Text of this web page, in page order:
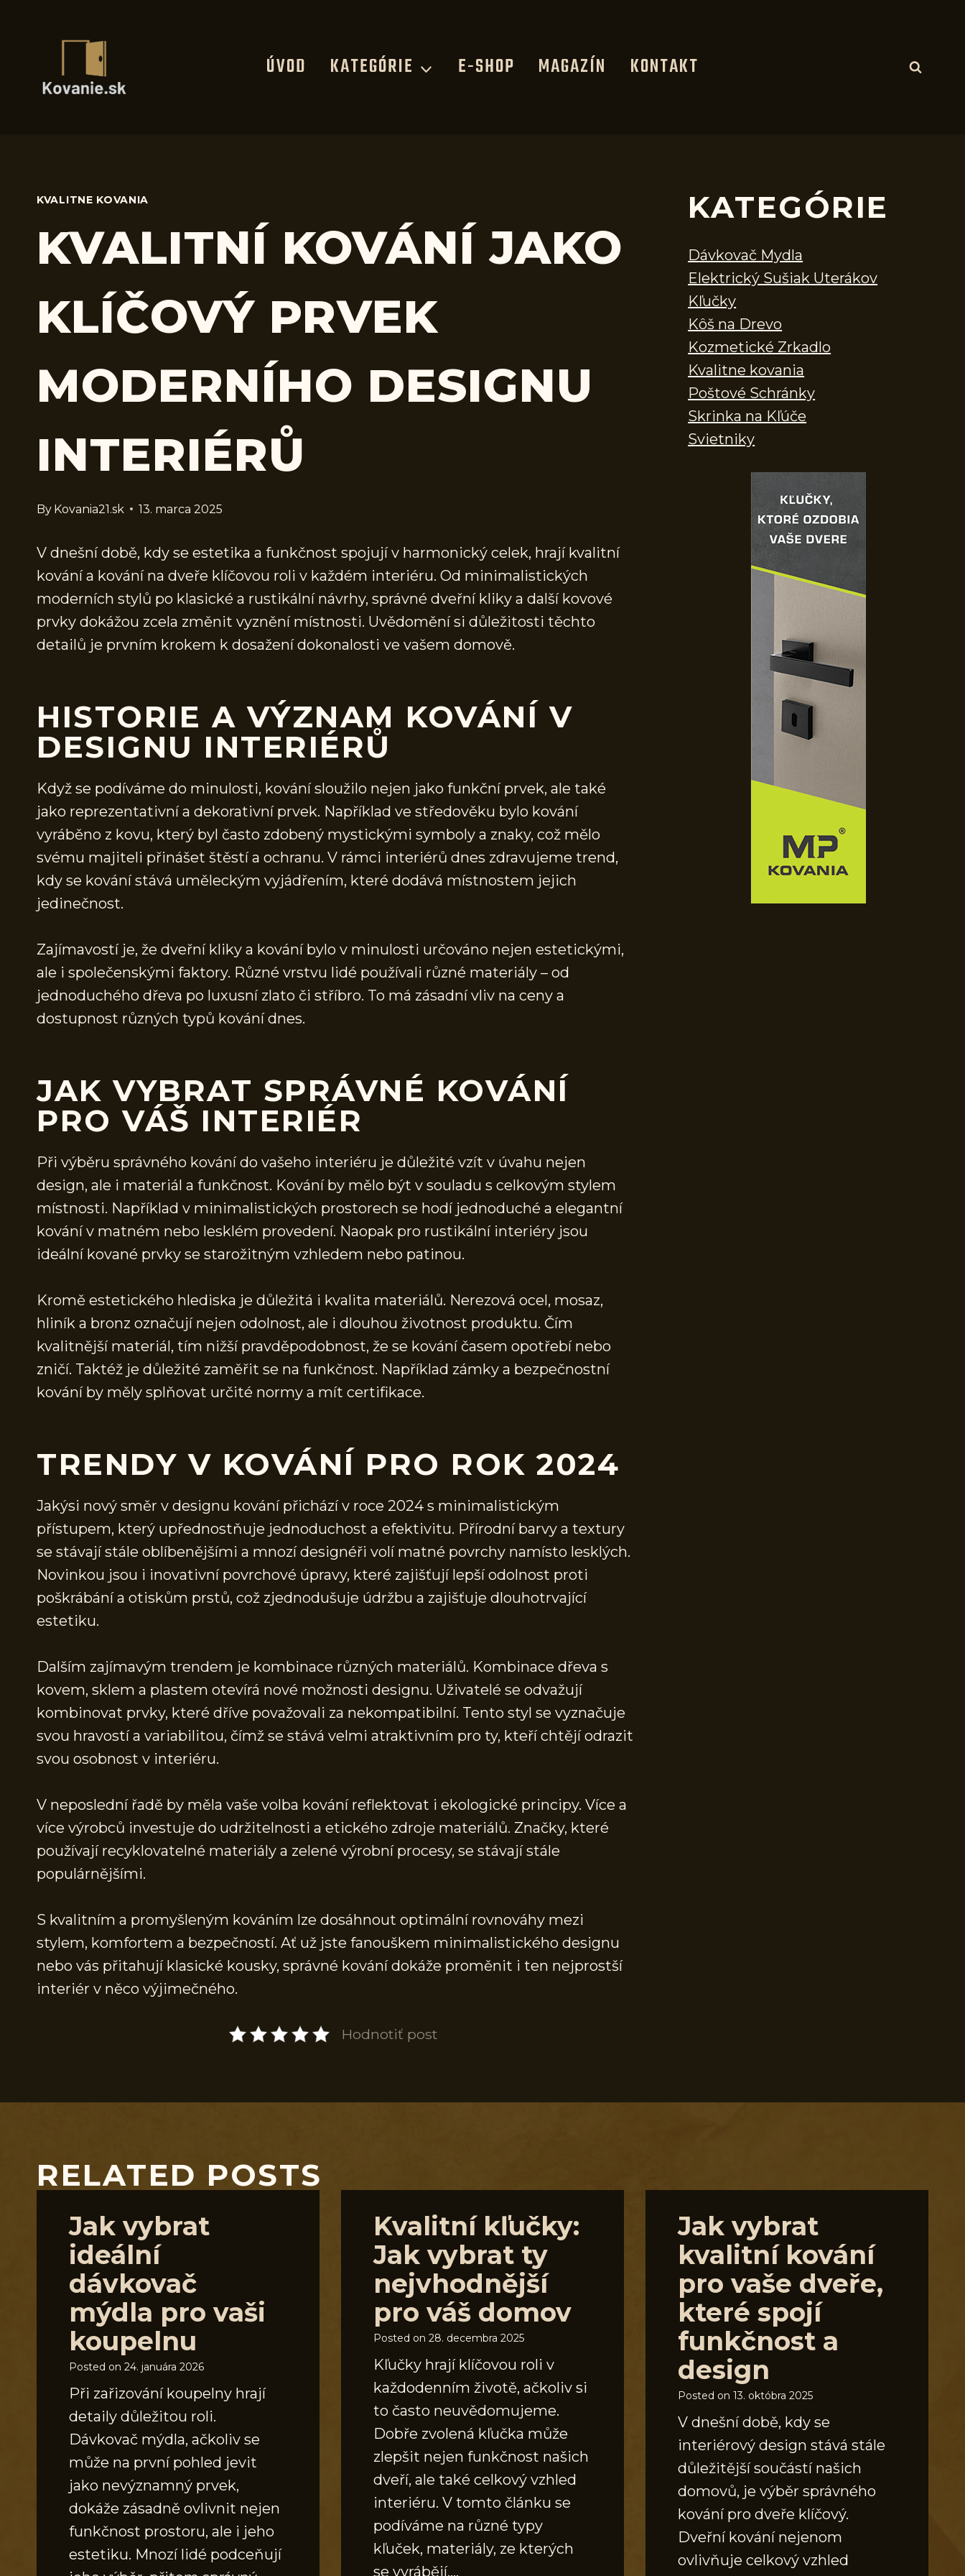
ÚVOD KATEGÓRIE E-SHOP MAGAZÍN KONTAKT
KVALITNE KOVANIA
KVALITNÍ KOVÁNÍ JAKO
KLÍČOVÝ PRVEK
MODERNÍHO DESIGNU
INTERIÉRŮ
By Kovania21.sk 13. marca 2025
V dnešní době, kdy se estetika a funkčnost spojují v harmonický celek, hrají kvalitní
kování a kování na dveře klíčovou roli v každém interiéru. Od minimalistických
moderních stylů po klasické a rustikální návrhy, správné dveřní kliky a další kovové
prvky dokážou zcela změnit vyznění místnosti. Uvědomění si důležitosti těchto
detailů je prvním krokem k dosažení dokonalosti ve vašem domově.
HISTORIE A VÝZNAM KOVÁNÍ V
DESIGNU INTERIÉRŮ
Když se podíváme do minulosti, kování sloužilo nejen jako funkční prvek, ale také
jako reprezentativní a dekorativní prvek. Například ve středověku bylo kování
vyráběno z kovu, který byl často zdobený mystickými symboly a znaky, což mělo
svému majiteli přinášet štěstí a ochranu. V rámci interiérů dnes zdravujeme trend,
kdy se kování stává uměleckým vyjádřením, které dodává místnostem jejich
jedinečnost.
Zajímavostí je, že dveřní kliky a kování bylo v minulosti určováno nejen estetickými,
ale i společenskými faktory. Různé vrstvu lidé používali různé materiály – od
jednoduchého dřeva po luxusní zlato či stříbro. To má zásadní vliv na ceny a
dostupnost různých typů kování dnes.
JAK VYBRAT SPRÁVNÉ KOVÁNÍ
PRO VÁŠ INTERIÉR
Při výběru správného kování do vašeho interiéru je důležité vzít v úvahu nejen
design, ale i materiál a funkčnost. Kování by mělo být v souladu s celkovým stylem
místnosti. Například v minimalistických prostorech se hodí jednoduché a elegantní
kování v matném nebo lesklém provedení. Naopak pro rustikální interiéry jsou
ideální kované prvky se starožitným vzhledem nebo patinou.
Kromě estetického hlediska je důležitá i kvalita materiálů. Nerezová ocel, mosaz,
hliník a bronz označují nejen odolnost, ale i dlouhou životnost produktu. Čím
kvalitnější materiál, tím nižší pravděpodobnost, že se kování časem opotřebí nebo
zničí. Taktéž je důležité zaměřit se na funkčnost. Například zámky a bezpečnostní
kování by měly splňovat určité normy a mít certifikace.
TRENDY V KOVÁNÍ PRO ROK 2024
Jakýsi nový směr v designu kování přichází v roce 2024 s minimalistickým
přístupem, který upřednostňuje jednoduchost a efektivitu. Přírodní barvy a textury
se stávají stále oblíbenějšími a mnozí designéři volí matné povrchy namísto lesklých.
Novinkou jsou i inovativní povrchové úpravy, které zajišťují lepší odolnost proti
poškrábání a otiskům prstů, což zjednodušuje údržbu a zajišťuje dlouhotrvající
estetiku.
Dalším zajímavým trendem je kombinace různých materiálů. Kombinace dřeva s
kovem, sklem a plastem otevírá nové možnosti designu. Uživatelé se odvažují
kombinovat prvky, které dříve považovali za nekompatibilní. Tento styl se vyznačuje
svou hravostí a variabilitou, čímž se stává velmi atraktivním pro ty, kteří chtějí odrazit
svou osobnost v interiéru.
V neposlední řadě by měla vaše volba kování reflektovat i ekologické principy. Více a
více výrobců investuje do udržitelnosti a etického zdroje materiálů. Značky, které
používají recyklovatelné materiály a zelené výrobní procesy, se stávají stále
populárnějšími.
S kvalitním a promyšleným kováním lze dosáhnout optimální rovnováhy mezi
stylem, komfortem a bezpečností. Ať už jste fanouškem minimalistického designu
nebo vás přitahují klasické kousky, správné kování dokáže proměnit i ten nejprostší
interiér v něco výjimečného.
Hodnotiť post
KATEGÓRIE
Dávkovač Mydla
Elektrický Sušiak Uterákov
Kľučky
Kôš na Drevo
Kozmetické Zrkadlo
Kvalitne kovania
Poštové Schránky
Skrinka na Kľúče
Svietniky
RELATED POSTS
Jak vybrat
ideální
dávkovač
mýdla pro vaši
koupelnu
Posted on 24. januára 2026
Při zařizování koupelny hrají
detaily důležitou roli.
Dávkovač mýdla, ačkoliv se
může na první pohled jevit
jako nevýznamný prvek,
dokáže zásadně ovlivnit nejen
funkčnost prostoru, ale i jeho
estetiku. Mnozí lidé podceňují
Kvalitní kľučky:
Jak vybrat ty
nejvhodnější
pro váš domov
Posted on 28. decembra 2025
Kľučky hrají klíčovou roli v
každodenním životě, ačkoliv si
to často neuvědomujeme.
Dobře zvolená kľučka může
zlepšit nejen funkčnost našich
dveří, ale také celkový vzhled
interiéru. V tomto článku se
podíváme na různé typy
kľuček, materiály, ze kterých
se vyrábějí,…
Jak vybrat
kvalitní kování
pro vaše dveře,
které spojí
funkčnost a
design
Posted on 13. októbra 2025
V dnešní době, kdy se
interiérový design stává stále
důležitější součástí našich
domovů, je výběr správného
kování pro dveře klíčový.
Dveřní kování nejenom
ovlivňuje celkový vzhled